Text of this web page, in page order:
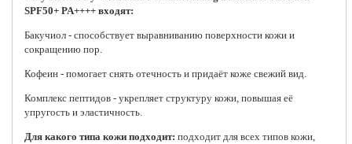
SPF50+ PA++++ входят:
Бакучиол - способствует выравниванию поверхности кожи и
сокращению пор.
Кофеин - помогает снять отечность и придаёт коже свежий вид.
Комплекс пептидов - укрепляет структуру кожи, повышая её
упругость и эластичность.
Для какого типа кожи подходит: подходит для всех типов кожи,